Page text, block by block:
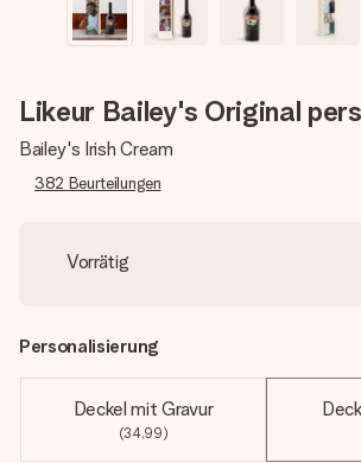
Likeur Bailey's Original
Bailey's Irish Cream
382 Beurteilungen
Vorrätig
Personalisierung
Deckel mit Gravur
(34,99)